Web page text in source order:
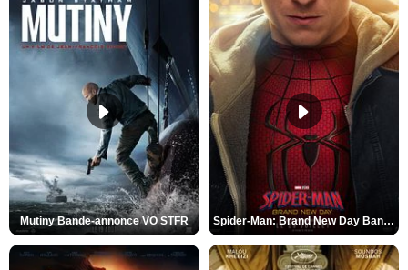
Mutiny Bande-annonce VO STFR Spider-Man: Brand New Day Bande-annonce VO STFR